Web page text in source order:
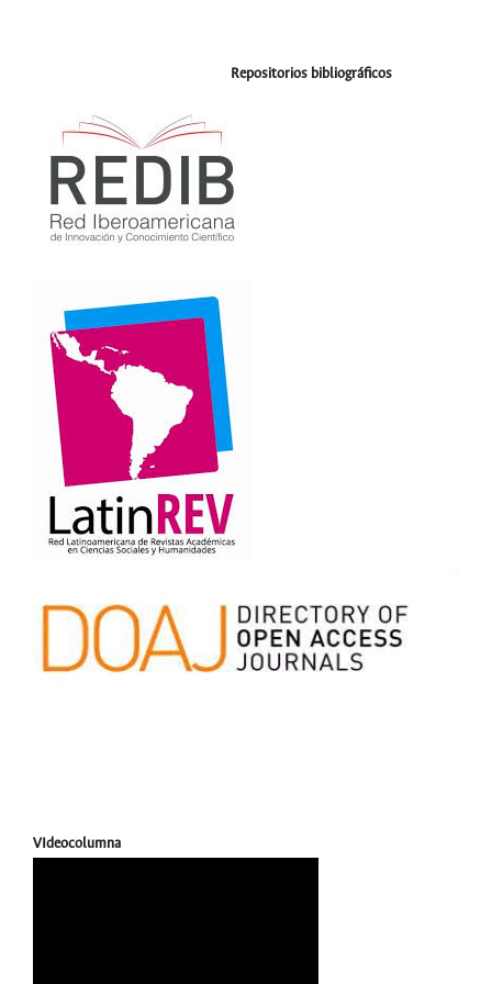
Repositorios bibliográficos
VIdeocolumna